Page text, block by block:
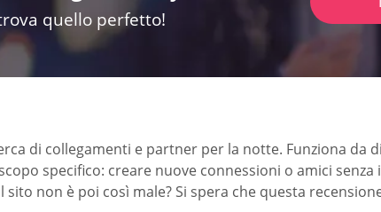
quello perfetto!
di collegamenti e partner per la notte. Funziona
specifico: creare nuove connessioni o amici
non è poi così male? Si spera che questa